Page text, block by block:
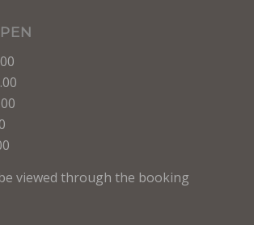
viewed through the booking